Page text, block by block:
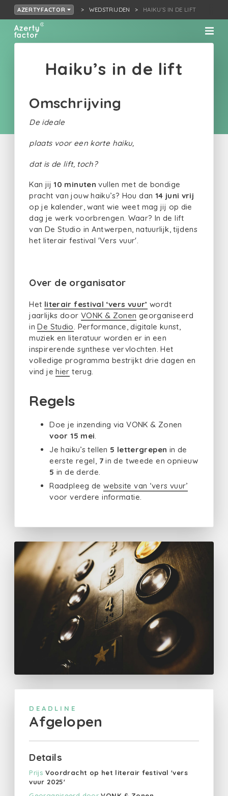
AZERTYFACTOR WEDSTRIJDEN HAIKU’S IN DE LIFT
Haiku’s in de lift
Omschrijving
De ideale
plaats voor een korte haiku,
dat is de lift, toch?
Kan jij10 minuten vullen met de bondige
pracht van jouw haiku’s? Hou dan 14 juni vrij
op je kalender, want wie weet mag jij op die
dag je werk voorbrengen. Waar? In de lift
van De Studio in Antwerpen, natuurlijk, tijdens
het literair festival 'Vers vuur'.
Over de organisator
Het literair festival ‘vers vuur’ wordt
jaarlijks door VONK & Zonen georganiseerd
inDe Studio . Performance, digitale kunst,
muziek en literatuur worden er in een
inspirerende synthese vervlochten. Het
volledige programma bestrijkt drie dagen en
vind jehier terug.
Regels
Doe je inzending via VONK & Zonen
voor 15 mei.
Je haiku’s tellen 5 lettergrepen in de
eerste regel, 7in de tweede en opnieuw
5 in de derde.
Raadpleeg dewebsite van ‘vers vuur’
voor verdere informatie.
DEADLINE
Afgelopen
Details
Prijs Voordracht op het literair festival 'vers
vuur 2025'